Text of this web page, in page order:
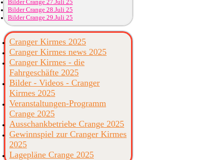
Bilder Crange 27.Juli 25
Bilder Crange 28.Juli 25
Bilder Crange 29.Juli 25
Cranger Kirmes 2025
Cranger Kirmes news 2025
Cranger Kirmes - die
Fahrgeschäfte 2025
Bilder - Videos - Cranger
Kirmes 2025
Veranstaltungen-Programm
Crange 2025
Ausschankbetriebe Crange 2025
Gewinnspiel zur Cranger Kirmes
2025
Lagepläne Crange 2025